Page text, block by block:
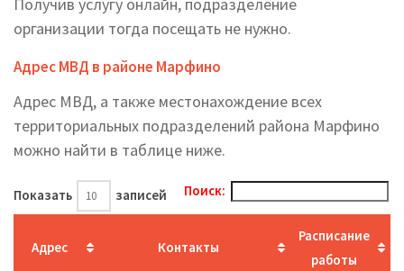
организации тогда посещать не нужно.
Адрес МВД в районе Марфино
Адрес МВД, а также местонахождение всех
территориальных подразделений района Марфино
можно найти в таблице ниже.
Показать записей Поиск:
Адрес Контакты
Расписание
работы